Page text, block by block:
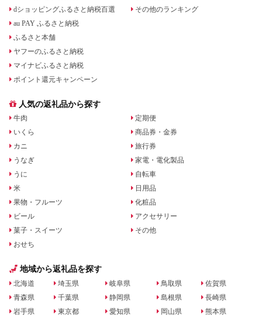
dショッピングふるさと納税百選
au PAY ふるさと納税
ふるさと本舗
ヤフーのふるさと納税
マイナビふるさと納税
ポイント還元キャンペーン
その他のランキング
人気の返礼品から探す
牛肉
いくら
カニ
うなぎ
うに
米
果物・フルーツ
ビール
菓子・スイーツ
おせち
定期便
商品券・金券
旅行券
家電・電化製品
自転車
日用品
化粧品
アクセサリー
その他
地域から返礼品を探す
北海道
青森県
岩手県
埼玉県
千葉県
東京都
岐阜県
静岡県
愛知県
鳥取県
島根県
岡山県
佐賀県
長崎県
熊本県